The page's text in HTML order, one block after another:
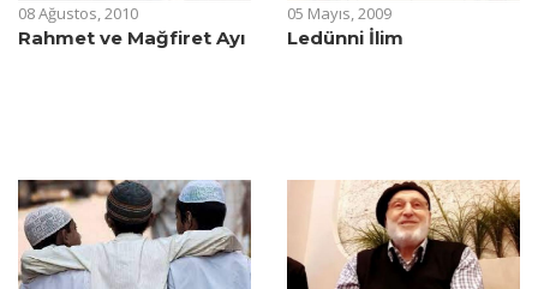
08 Ağustos, 2010
Rahmet ve Mağfiret Ayı
05 Mayıs, 2009
Ledünni İlim